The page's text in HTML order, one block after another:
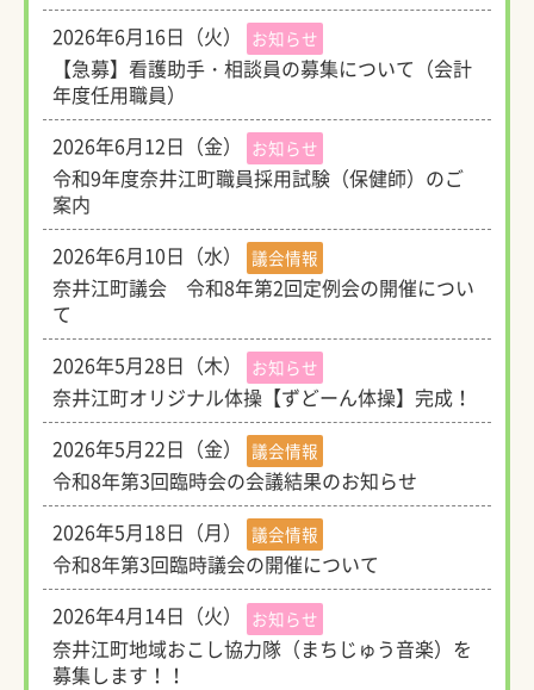
2026年6月16日（火）
お知らせ
【急募】看護助手・相談員の募集について（会計
年度任用職員）
2026年6月12日（金）
お知らせ
令和9年度奈井江町職員採用試験（保健師）のご
案内
2026年6月10日（水）
議会情報
奈井江町議会 令和8年第2回定例会の開催につい
て
2026年5月28日（木）
お知らせ
奈井江町オリジナル体操【ずどーん体操】完成！
2026年5月22日（金）
議会情報
令和8年第3回臨時会の会議結果のお知らせ
2026年5月18日（月）
議会情報
令和8年第3回臨時議会の開催について
2026年4月14日（火）
お知らせ
奈井江町地域おこし協力隊（まちじゅう音楽）を
募集します！！